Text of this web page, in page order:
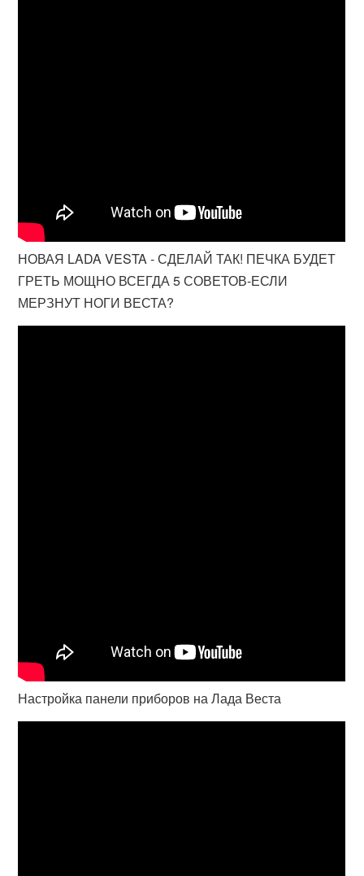
НОВАЯ LADA VESTA - СДЕЛАЙ ТАК! ПЕЧКА БУДЕТ
ГРЕТЬ МОЩНО ВСЕГДА 5 СОВЕТОВ-ЕСЛИ
МЕРЗНУТ НОГИ ВЕСТА?
Настройка панели приборов на Лада Веста